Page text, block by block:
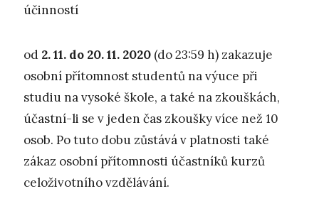
účinností
od 2. 11. do 20. 11. 2020 (do 23:59 h) zakazuje
osobní přítomnost studentů na výuce při
studiu na vysoké škole, a také na zkouškách,
účastní-li se v jeden čas zkoušky více než 10
osob. Po tuto dobu zůstává v platnosti také
zákaz osobní přítomnosti účastníků kurzů
celoživotního vzdělávání.